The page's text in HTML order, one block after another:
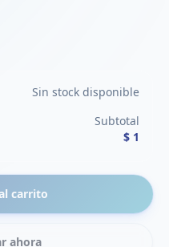
Sin stock disponible
Subtotal
$ 1
carrito
ahora